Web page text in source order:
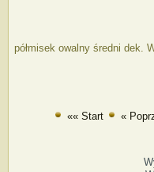
półmisek owalny średni dek.
«« Start «